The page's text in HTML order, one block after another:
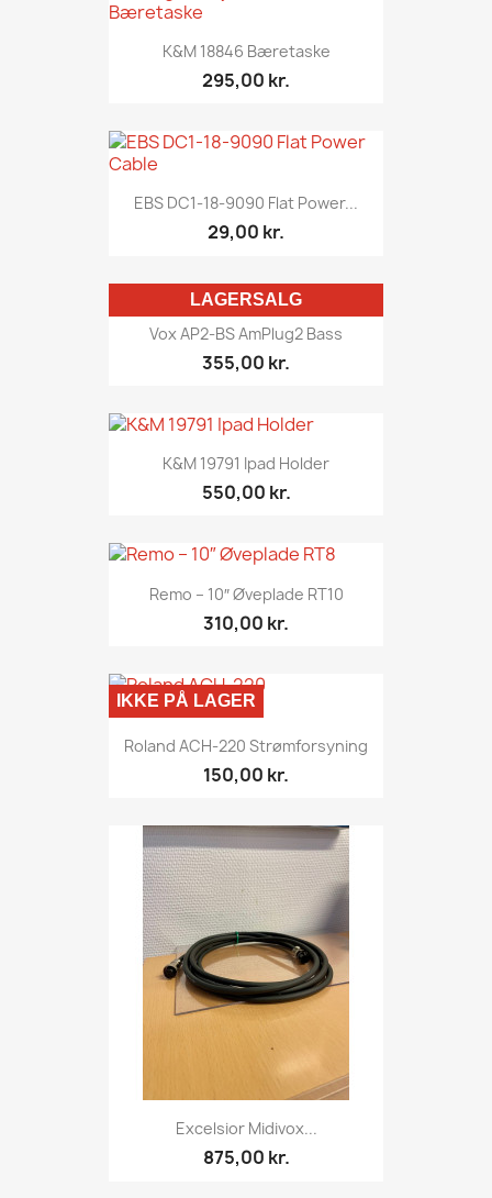
K&M 18846 Bæretaske
295,00 kr.
EBS DC1-18-9090 Flat Power...
29,00 kr.
Vox AP2-BS AmPlug2 Bass
355,00 kr.
LAGERSALG
K&M 19791 Ipad Holder
550,00 kr.
Remo – 10″ Øveplade RT10
310,00 kr.
Roland ACH-220 Strømforsyning
150,00 kr.
IKKE PÅ LAGER
Excelsior Midivox...
875,00 kr.